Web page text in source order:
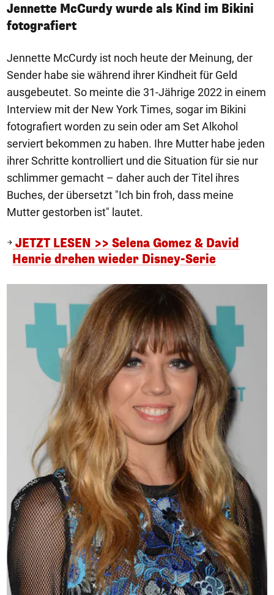
Jennette McCurdy wurde als Kind im Bikini
fotografiert
Jennette McCurdy ist noch heute der Meinung, der
Sender habe sie während ihrer Kindheit für Geld
ausgebeutet. So meinte die 31-Jährige 2022 in einem
Interview mit der New York Times, sogar im Bikini
fotografiert worden zu sein oder am Set Alkohol
serviert bekommen zu haben. Ihre Mutter habe jeden
ihrer Schritte kontrolliert und die Situation für sie nur
schlimmer gemacht – daher auch der Titel ihres
Buches, der übersetzt "Ich bin froh, dass meine
Mutter gestorben ist" lautet.
JETZT LESEN >> Selena Gomez & David
Henrie drehen wieder Disney-Serie